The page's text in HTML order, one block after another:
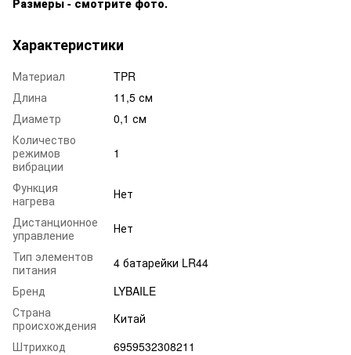
Характеристики
Материал
TPR
Длина
11,5 см
Диаметр
0,1 см
Количество
режимов
вибрации
1
Функция
нагрева
Нет
Дистанционное
управление
Нет
Тип элементов
питания
4 батарейки LR44
Бренд
LYBAILE
Страна
происхождения
Китай
Штрихкод
6959532308211